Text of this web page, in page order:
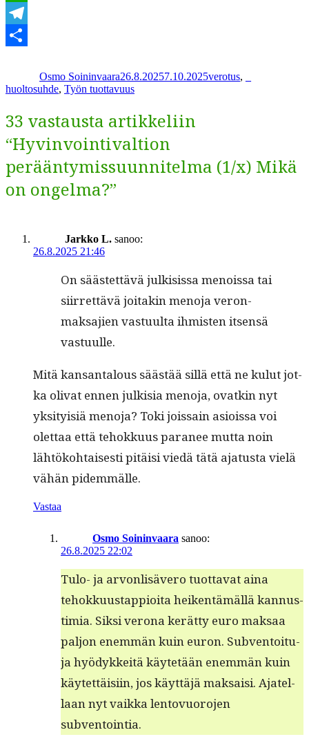
WhatsApp
Telegram
Osmo Soininvaara26.8.20257.10.2025verotus,
huoltosuhde, Työn tuottavuus
33 vastausta artikkeliin
“Hyvinvointivaltion
perääntymissuunnitelma (1/x) Mikä
on ongelma?”
Jarkko L. sanoo:
26.8.2025 21:46
On säästet­tävä julk­i­sis­sa menois­sa tai
siir­ret­tävä joitakin meno­ja veron­
mak­sajien vas­tu­ul­ta ihmis­ten itsen­sä
vastuulle.
Mitä kansan­talous säästää sil­lä että ne kulut jot­
ka oli­vat ennen julk­isia meno­ja, ovatkin nyt
yksi­ty­isiä meno­ja? Toki jois­sain asiois­sa voi
olet­taa että tehokku­us para­nee mut­ta noin
lähtöko­htais­es­ti pitäisi viedä tätä aja­tus­ta vielä
vähän pidemmälle.
Vastaa
Osmo Soininvaara sanoo:
26.8.2025 22:02
Tulo- ja arvon­lisävero tuot­ta­vat aina
tehokku­ustap­pi­oi­ta heiken­tämäl­lä kan­nus­
timia. Sik­si verona kerät­ty euro mak­saa
paljon enem­män kuin euron. Sub­ven­toitu­
ja hyödykkeitä käytetään enem­män kuin
käytet­täisi­in, jos käyt­täjä mak­saisi. Ajatel­
laan nyt vaik­ka lentovuoro­jen
subventointia.